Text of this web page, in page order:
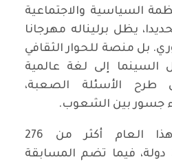
السياسية والاجتماعية
يظل برليناله مهرجانا
بل منصة للحوار الثقافي
السينما إلى لغة عالمية
طرح الأسئلة الصعبة،
جسور بين الشعوب.
يعرض المهرجان هذا العام أكثر من 276
فيلما من أكثر من 35 دولة، فيما تضم المسابقة